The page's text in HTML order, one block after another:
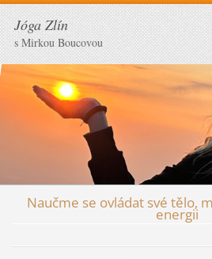
Jóga Zlín
s Mirkou Boucovou
Naučme se ovládat své tělo,
energii